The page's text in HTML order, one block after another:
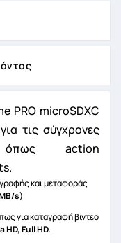
PRO microSDXC
τις σύγχρονες
όπως action
και μεταφοράς
s)
για καταγραφή βιντεο
HD, Full HD.